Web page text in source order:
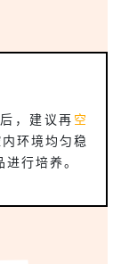
，建议再 空
环境均匀稳
行培养。